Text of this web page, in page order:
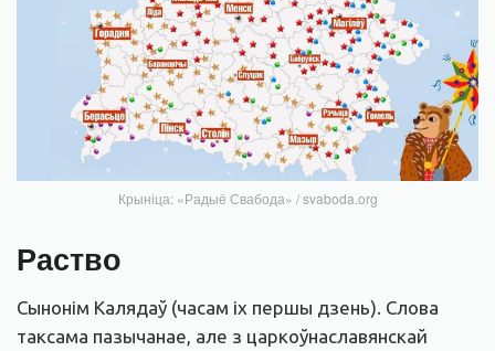
Крыніца: «Радыё Свабода» / svaboda.org
Раство
Сынонім Калядаў (часам іх першы дзень). Слова
таксама пазычанае, але з царкоўнаславянскай